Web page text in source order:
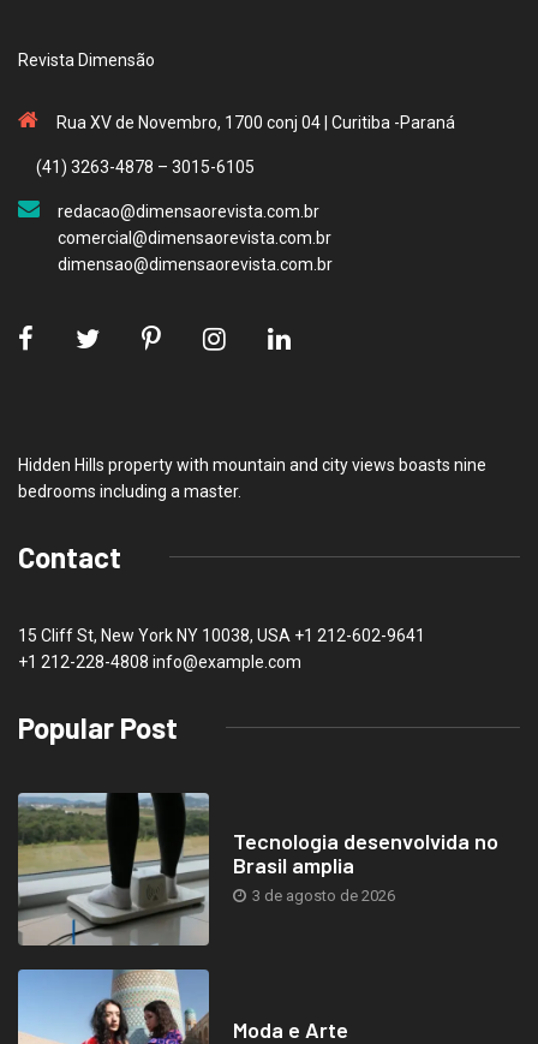
Revista Dimensão
Rua XV de Novembro, 1700 conj 04 | Curitiba -Paraná
(41) 3263-4878 – 3015-6105
redacao@dimensaorevista.com.br
comercial@dimensaorevista.com.br
dimensao@dimensaorevista.com.br
Hidden Hills property with mountain and city views boasts nine
bedrooms including a master.
Contact
15 Cliff St, New York NY 10038, USA +1 212-602-9641
+1 212-228-4808 info@example.com
Popular Post
Tecnologia desenvolvida no
Brasil amplia
3 de agosto de 2026
Moda e Arte